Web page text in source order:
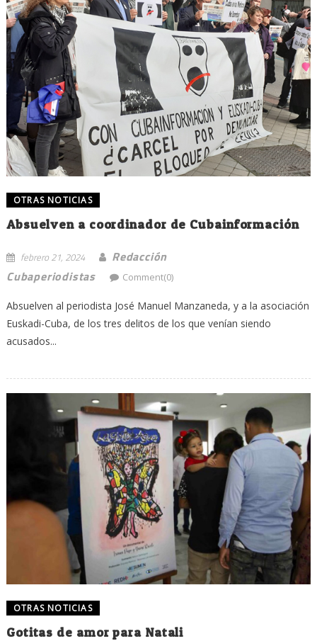
OTRAS NOTICIAS
Absuelven a coordinador de Cubainformación
febrero 21, 2024
Redacción
Cubaperiodistas
Comment(0)
Absuelven al periodista José Manuel Manzaneda, y a la asociación
Euskadi-Cuba, de los tres delitos de los que venían siendo
acusados...
OTRAS NOTICIAS
Gotitas de amor para Natali